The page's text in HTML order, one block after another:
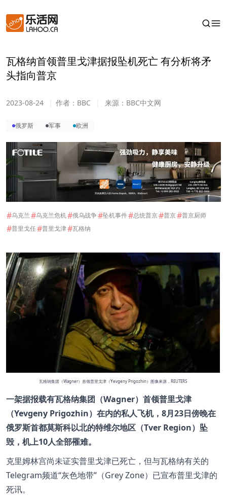
瓦格纳首领普里戈津据报坠机死亡 有分析将矛
头指向普京
2023-08-24 作者： BBC 来源： BBC中文网
俄罗斯 军事 欧洲
#乌克兰#乌克兰危机#俄乌战争#坠机事件#总统普京#普京#普京厨师
#普里戈任#普里戈津#瓦格纳
瓦格纳集团（Wagner）首领普里戈津（Yevgeny Prigozhin） 图像来源， REUTERS
一架据报载有瓦格纳集团（Wagner）首领普里戈津
（Yevgeny Prigozhin）在内的私人飞机，8月23日傍晚在
俄罗斯首都莫斯科以北的特维尔地区（Tver Region）坠
毁，机上10人全部罹难。
克里姆林宫尚未证实普里戈津已死亡，但与瓦格纳有关的
Telegram频道“灰色地带”（Grey Zone）已宣布普里戈津的
死讯。